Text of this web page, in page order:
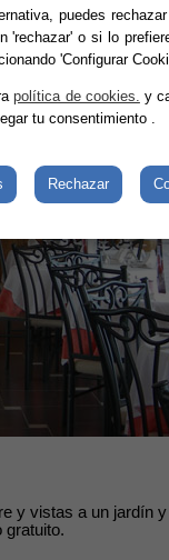
de aseo y secador de
y vistas a un jardín y
gratuito.
puedes
'rechazar' o si lo
'Configurar
política de cookies. y
tu consentimiento
Rechazar